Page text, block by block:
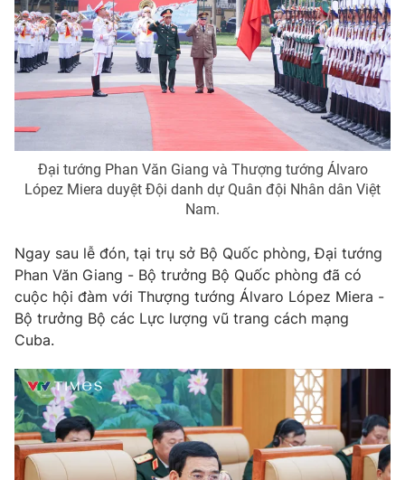
Đại tướng Phan Văn Giang và Thượng tướng Álvaro
López Miera duyệt Đội danh dự Quân đội Nhân dân Việt
Nam.
Ngay sau lễ đón, tại trụ sở Bộ Quốc phòng, Đại tướng
Phan Văn Giang - Bộ trưởng Bộ Quốc phòng đã có
cuộc hội đàm với Thượng tướng Álvaro López Miera -
Bộ trưởng Bộ các Lực lượng vũ trang cách mạng
Cuba.